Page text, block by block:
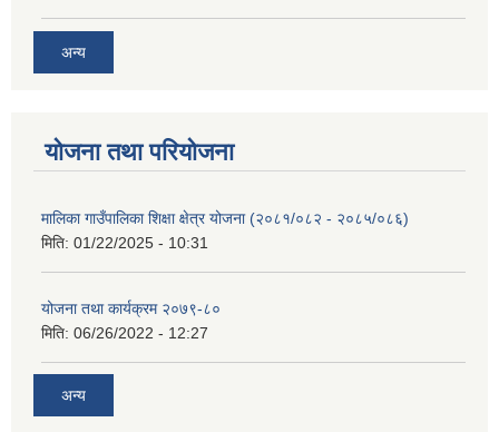
अन्य
योजना तथा परियोजना
मालिका गाउँपालिका शिक्षा क्षेत्र योजना (२०८१/०८२ - २०८५/०८६)
मिति: 01/22/2025 - 10:31
योजना तथा कार्यक्रम २०७९-८०
मिति: 06/26/2022 - 12:27
अन्य